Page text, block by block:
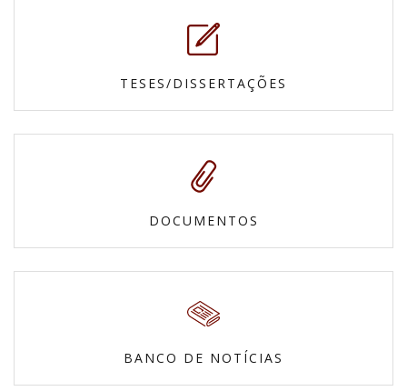
TESES/DISSERTAÇÕES
DOCUMENTOS
BANCO DE NOTÍCIAS